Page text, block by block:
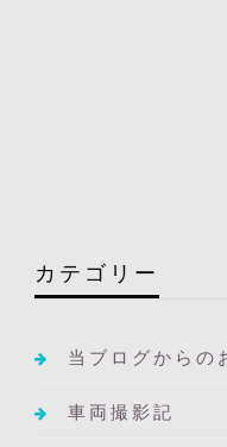
カテゴリー
当ブログからの
車両撮影記